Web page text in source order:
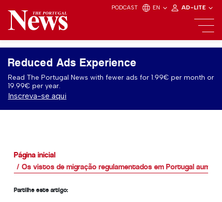
PODCAST EN AD-LITE
Reduced Ads Experience
Read The Portugal News with fewer ads for 1.99€ per month or
19.99€ per year.
Inscreva-se aqui
Página inicial
Os vistos de migração regulamentados em Portugal
Partilhe este artigo: